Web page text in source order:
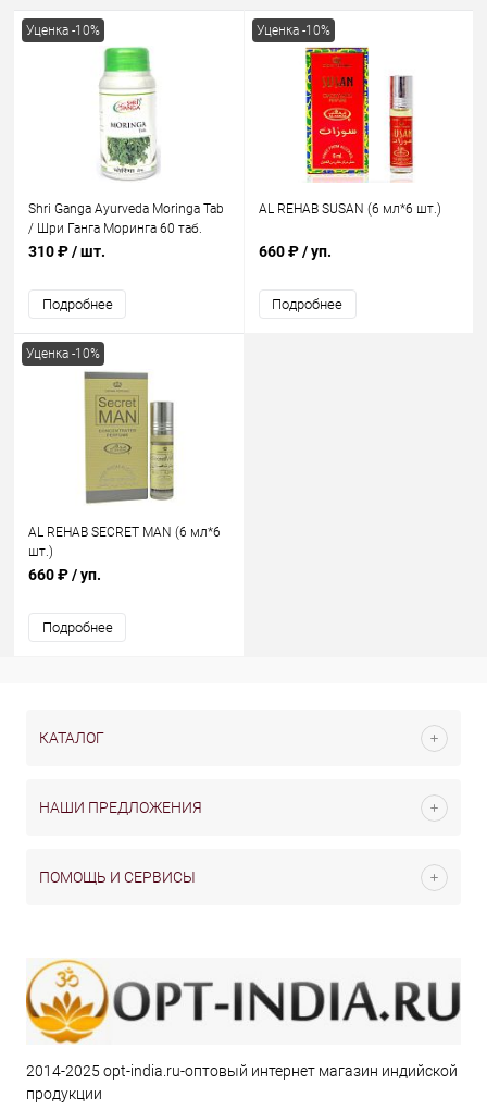
Уценка -10%
Shri Ganga Ayurveda Moringa Tab
/ Шри Ганга Моринга 60 таб.
310 ₽/ шт.
Подробнее
Уценка -10%
AL REHAB SUSAN (6 мл*6 шт.)
660 ₽/ уп.
Подробнее
Уценка -10%
AL REHAB SECRET MAN (6 мл*6
шт.)
660 ₽/ уп.
Подробнее
КАТАЛОГ
НАШИ ПРЕДЛОЖЕНИЯ
ПОМОЩЬ И СЕРВИСЫ
2014-2025 opt-india.ru-оптовый интернет магазин индийской
продукции